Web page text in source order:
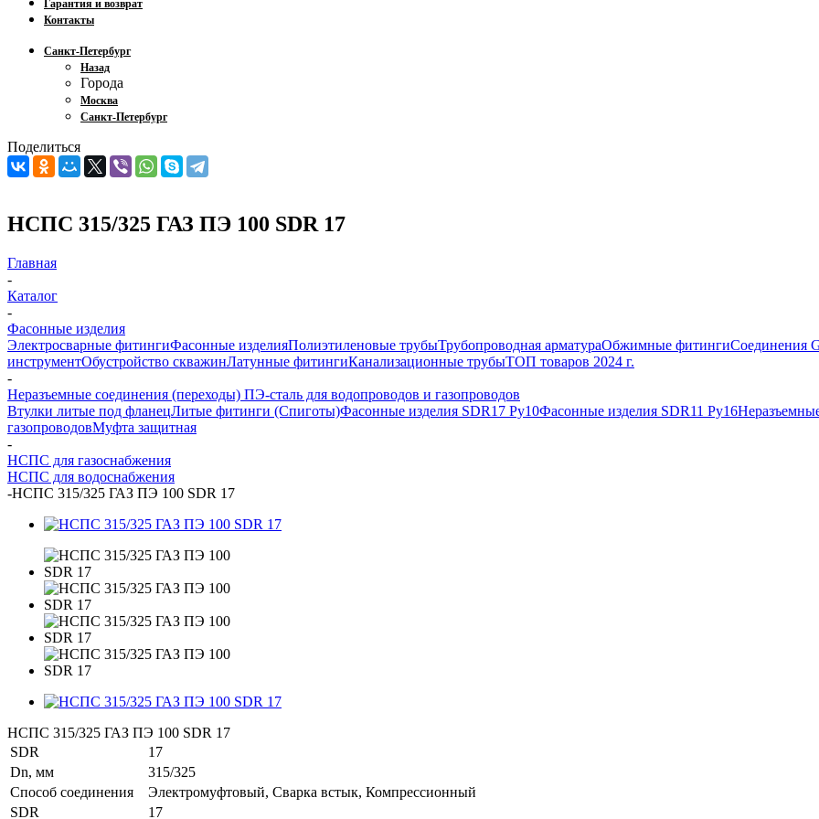
Гарантия и возврат
Контакты
Санкт-Петербург
Назад
Города
Москва
Санкт-Петербург
Поделиться
НСПС 315/325 ГАЗ ПЭ 100 SDR 17
Главная
-
Каталог
-
Фасонные изделия
Электросварные фитингиФасонные изделияПолиэтиленовые трубыТрубопроводная арматураОбжимные фитингиСоединения
инструментОбустройство скважинЛатунные фитингиКанализационные трубыТОП товаров 2024 г.
-
Неразъемные соединения (переходы) ПЭ-сталь для водопроводов и газопроводов
Втулки литые под фланецЛитые фитинги (Спиготы)Фасонные изделия SDR17 Ру10Фасонные изделия SDR11 Ру16
газопроводовМуфта защитная
-
НСПС для газоснабжения
НСПС для водоснабжения
-НСПС 315/325 ГАЗ ПЭ 100 SDR 17
НСПС 315/325 ГАЗ ПЭ 100 SDR 17
SDR
17
Dn, мм
315/325
Способ соединения
Электромуфтовый, Сварка встык, Компрессионный
SDR
17